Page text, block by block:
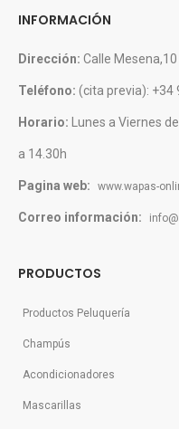
INFORMACIÓN
Dirección: Calle
Teléfono: (cita previa): +34
Horario: Lunes a Viernes
a 14.30h
Pagina web: www.wapas-
Correo información:
PRODUCTOS
Productos Peluquería
Champús
Acondicionadores
Mascarillas